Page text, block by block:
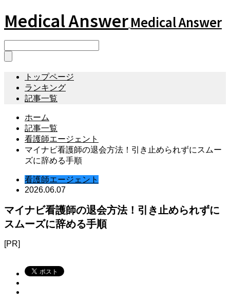
Medical AnswerMedical Answer
トップページ
ランキング
記事一覧
ホーム
記事一覧
看護師エージェント
マイナビ看護師の退会方法！引き止められずにスムー
ズに辞める手順
看護師エージェント
2026.06.07
マイナビ看護師の退会方法！引き止められずに
スムーズに辞める手順
[PR]